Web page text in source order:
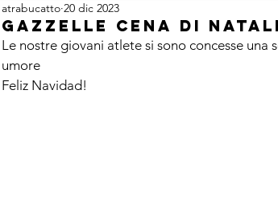
gazzelle CENA DI
atrabucatto 20 dic 2023
Le nostre giovani atlete si sono concesse
umore
Feliz Navidad!